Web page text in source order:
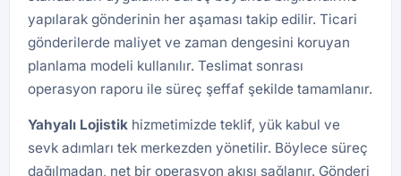
yapılarak gönderinin her aşaması takip edilir. Ticari
gönderilerde maliyet ve zaman dengesini koruyan
planlama modeli kullanılır. Teslimat sonrası
operasyon raporu ile süreç şeffaf şekilde tamamlanır.
Yahyalı Lojistik hizmetimizde teklif, yük kabul ve
sevk adımları tek merkezden yönetilir. Böylece süreç
dağılmadan, net bir operasyon akışı sağlanır. Gönderi